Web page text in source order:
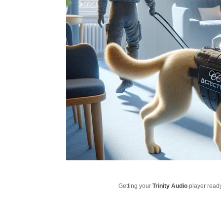
Getting yourTrinity Audio player